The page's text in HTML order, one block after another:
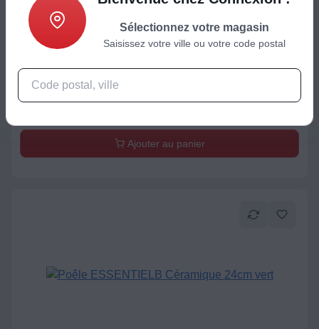
Crêpière ESSENTIELB céramique 28cm vert
Ajouter au panier
Sélectionnez votre magasin
Saisissez votre ville ou votre code postal